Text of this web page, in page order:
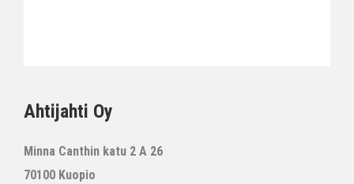
Ahtijahti Oy
Minna Canthin katu 2 A 26
70100 Kuopio